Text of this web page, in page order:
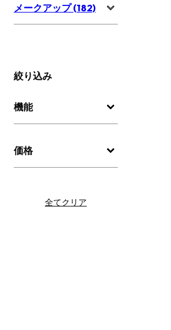
メークアップ (182)
絞り込み
機能
価格
全てクリア